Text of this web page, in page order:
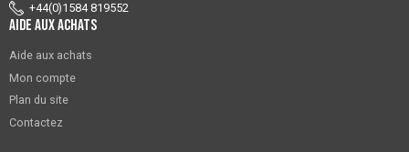
+44(0)1584 819552
Aide aux achats
Aide aux achats
Mon compte
Plan du site
Contactez